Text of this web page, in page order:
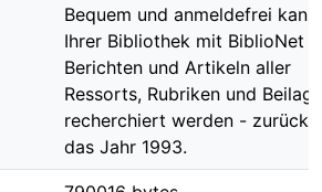
Bequem und anmeldefrei kann
Ihrer Bibliothek mit BiblioNet
Berichten und Artikeln aller
Ressorts, Rubriken und
recherchiert werden - zurück
das Jahr 1993.